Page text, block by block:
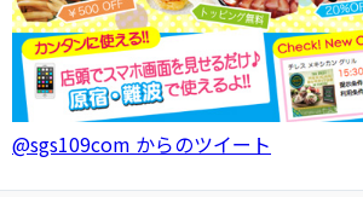
@sgs109com からのツイート